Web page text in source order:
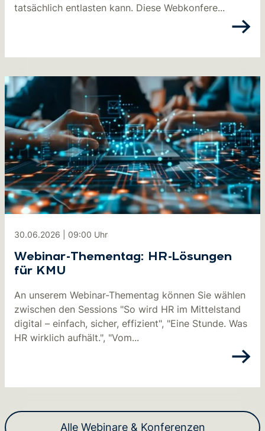
tatsächlich entlasten kann. Diese Webkonfere...
30.06.2026 09:00 Uhr
Webinar-Thementag: HR-Lösungen
für KMU
An unserem Webinar-Thementag können Sie wählen
zwischen den Sessions "So wird HR im Mittelstand
digital – einfach, sicher, effizient", "Eine Stunde. Was
HR wirklich aufhält.", "Vom...
Alle Webinare & Konferenzen